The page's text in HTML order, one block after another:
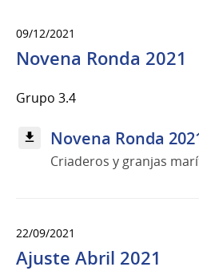
09/12/2021
Novena Ronda 2021
Grupo 3.4
Novena Ronda
Criaderos y granjas
22/09/2021
Ajuste Abril 2021